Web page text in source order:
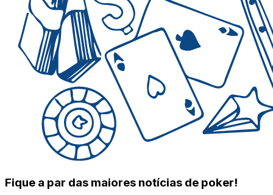
Fique a par das maiores notícias de poker!